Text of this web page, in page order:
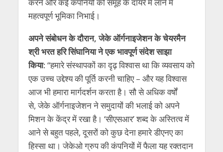
महत्वपूर्ण भूमिका निभाई।
अपने संबोधन के दौरान,जेके ऑर्गनाइजेशन के चेयरमैन
श्री भरत हरि सिंघानिया ने एक भावपूर्ण संदेश साझा
किया: “हमारे संस्थापकों का दृढ़ विश्वास था कि व्यवसाय को
एक उच्च उद्देश्य की पूर्ति करनी चाहिए – और यह विश्वास
आज भी हमारा मार्गदर्शन करता है। सौ से अधिक वर्षों
से, जेके ऑर्गनाइजेशन ने समुदायों की भलाई को अपने
मिशन के केंद्र में रखा है। ‘सीएसआर’ शब्द के अस्तित्व में
आने से बहुत पहले, दूसरों को कुछ देना हमारे डीएनए का
हिस्सा था। जेकेओ ग्रुप की कंपनियों में फैला यह रक्तदान